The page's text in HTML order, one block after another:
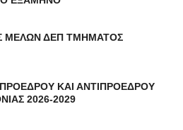
ΜΕΛΩΝ ΔΕΠ ΤΜΗΜΑΤΟΣ
ΚΑΙ ΑΝΤΙΠΡΟΕΔΡΟΥ
2026-2029